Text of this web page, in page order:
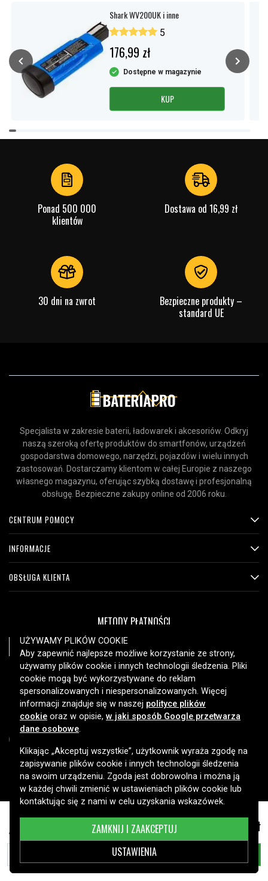
Shark WV200UK i inne
5
176,99 zł
Dostępne w magazynie
KUP
Item
1
Bezprzewodowa, akumulatorowa zamiatarka do
twardych podłóg Shark V3700C i inne
149,99 zł
DODAJ DO KOSZYKA
Ponad 500 000
klientów
Dostawa od 16,99 zł
30 dni na zwrot
Bezpieczne produkty –
standard UE
Specjalista w zakresie baterii, ładowarek i akcesoriów. Odkryj
naszą szeroką ofertę produktów do smartfonów, urządzeń
gospodarstwa domowego, narzędzi, pojazdów i wielu innych
zastosowań. Dostarczamy klientom w całej Europie z naszego
własnego magazynu, oferując szybką dostawę i profesjonalną
obsługę. Bezpieczne zakupy online od 2006 roku.
CENTRUM POMOCY
INFORMACJE
OBSŁUGA KLIENTA
METODY PŁATNOŚCI
OPCJE DOSTAWY
Copyright © 2026, Spares Nordic AB
UŻYWAMY PLIKÓW COOKIE
Aby zapewnić najlepsze możliwe korzystanie ze strony,
używamy plików cookie i innych technologii śledzenia. Pliki
cookie mogą być wykorzystywane do reklam
spersonalizowanych i niespersonalizowanych. Więcej
informacji znajduje się w naszej polityce plików
cookie oraz w opisie, w jaki sposób Google przetwarza
dane osobowe.
Klikając „Akceptuj wszystkie”, użytkownik wyraża zgodę na
zapisywanie plików cookie i innych technologii śledzenia
na swoim urządzeniu. Zgoda jest dobrowolna i można ją
w każdej chwili zmienić w ustawieniach plików cookie lub
kontaktując się z nami w celu uzyskania wskazówek.
USTAWIENIA
ZAMKNIJ I ZAAKCEPTUJ